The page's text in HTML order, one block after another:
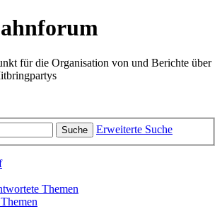
für die Organisation von und Berichte über
Suche Erweiterte Suche
Themen